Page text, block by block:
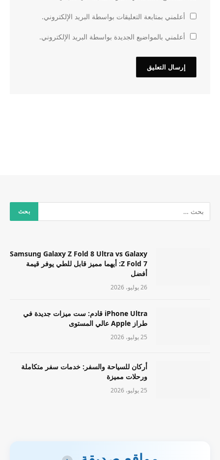
أعلمني بمتابعة التعليقات بواسطة البريد الإلكتروني.
أعلمني بالمواضيع الجديدة بواسطة البريد الإلكتروني.
Samsung Galaxy Z Fold 8 Ultra vs Galaxy
Z Fold 7: أيهما مميز قابل للطي يوفر قيمة
أفضل
26 يوليو، 2026
iPhone Ultra قادم: ست ميزات جديدة في
طراز Apple عالي المستوى
25 يوليو، 2026
أركان للسياحة والسفر: خدمات سفر متكاملة
ورحلات مميزة
25 يوليو، 2026